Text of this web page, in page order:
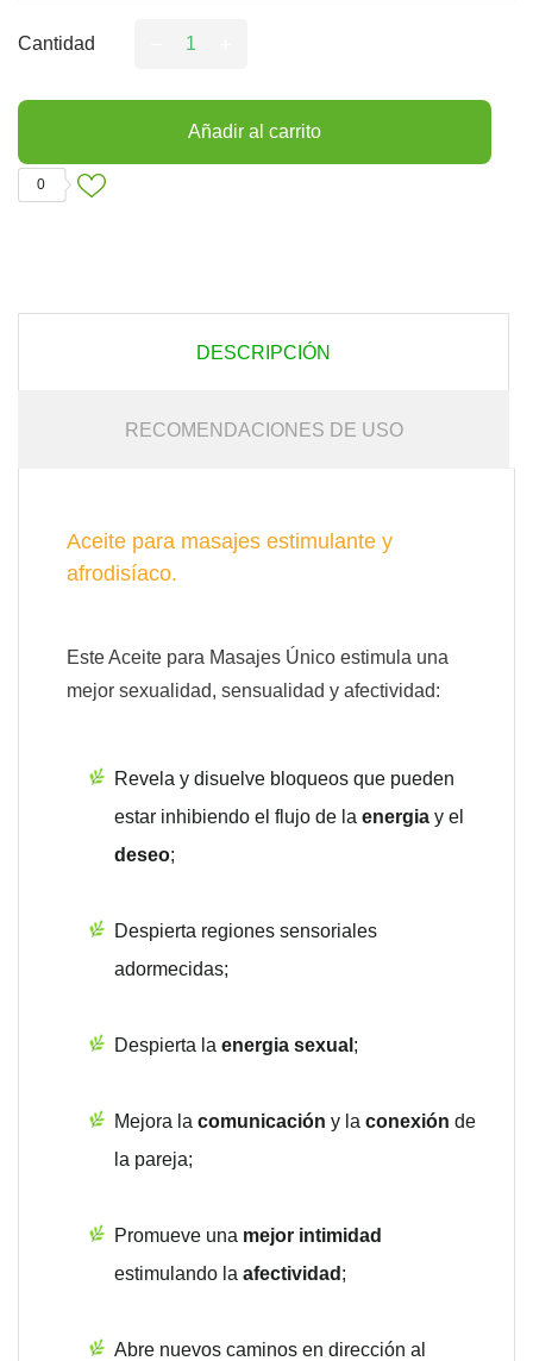
Cantidad
Añadir al carrito
0
DESCRIPCIÓN
RECOMENDACIONES DE USO
Aceite para masajes estimulante y
afrodisíaco.
Este Aceite para Masajes Único estimula una
mejor sexualidad, sensualidad y afectividad:
Revela y disuelve bloqueos que pueden
estar inhibiendo el flujo de la energia y el
deseo;
Despierta regiones sensoriales
adormecidas;
Despierta la energia sexual ;
Mejora la comunicación y la conexión de
la pareja;
Promueve una mejor intimidad
estimulando la afectividad ;
Abre nuevos caminos en dirección al